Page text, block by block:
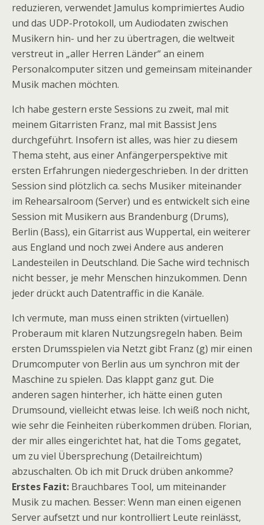
reduzieren, verwendet Jamulus komprimiertes Audio
und das UDP-Protokoll, um Audiodaten zwischen
Musikern hin- und her zu übertragen, die weltweit
verstreut in „aller Herren Länder“ an einem
Personalcomputer sitzen und gemeinsam miteinander
Musik machen möchten.
Ich habe gestern erste Sessions zu zweit, mal mit
meinem Gitarristen Franz, mal mit Bassist Jens
durchgeführt. Insofern ist alles, was hier zu diesem
Thema steht, aus einer Anfängerperspektive mit
ersten Erfahrungen niedergeschrieben. In der dritten
Session sind plötzlich ca. sechs Musiker miteinander
im Rehearsalroom (Server) und es entwickelt sich eine
Session mit Musikern aus Brandenburg (Drums),
Berlin (Bass), ein Gitarrist aus Wuppertal, ein weiterer
aus England und noch zwei Andere aus anderen
Landesteilen in Deutschland. Die Sache wird technisch
nicht besser, je mehr Menschen hinzukommen. Denn
jeder drückt auch Datentraffic in die Kanäle.
Ich vermute, man muss einen strikten (virtuellen)
Proberaum mit klaren Nutzungsregeln haben. Beim
ersten Drumsspielen via Netzt gibt Franz (g) mir einen
Drumcomputer von Berlin aus um synchron mit der
Maschine zu spielen. Das klappt ganz gut. Die
anderen sagen hinterher, ich hätte einen guten
Drumsound, vielleicht etwas leise. Ich weiß noch nicht,
wie sehr die Feinheiten rüberkommen drüben. Florian,
der mir alles eingerichtet hat, hat die Toms gegatet,
um zu viel Übersprechung (Detailreichtum)
abzuschalten. Ob ich mit Druck drüben ankomme?
Erstes Fazit: Brauchbares Tool, um miteinander
Musik zu machen. Besser: Wenn man einen eigenen
Server aufsetzt und nur kontrolliert Leute reinlässt,